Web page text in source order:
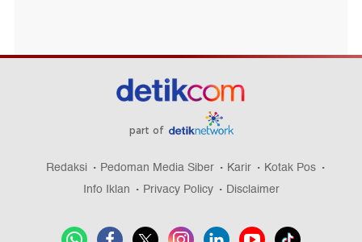
part of
Redaksi Pedoman Media Siber Karir
Kotak Pos
Info Iklan
Privacy Policy Disclaimer